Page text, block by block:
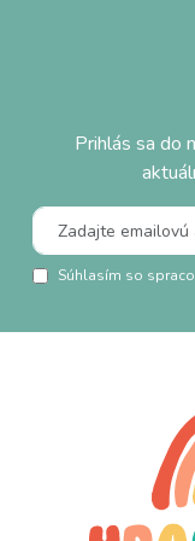
Prihlás sa do
Súhlasím so